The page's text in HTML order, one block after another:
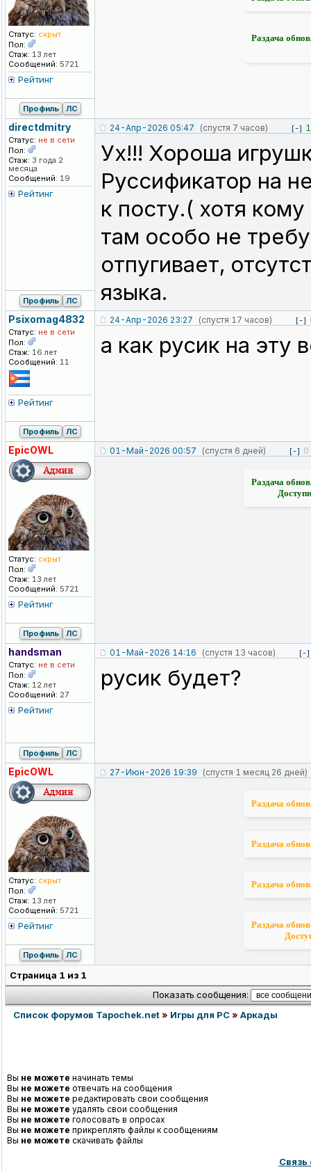
Статус: скрыт
Пол:
Стаж: 13 лет
Сообщений: 5721
Рейтинг
Раздача
Профиль ЛС
directdmitry
Статус: не в сети
Пол:
Стаж: 3 года 2
месяца
Сообщений: 19
Рейтинг
24-Апр-2026 05:47 (спустя 7 часов) [-] 1
Ух!!! Хороша
Руссификатор на
к посту.( хотя
там особо не
отпугивает,
языка.
Профиль ЛС
Psixomag4832
Статус: не в сети
Пол:
Стаж: 16 лет
Сообщений: 11
Рейтинг
24-Апр-2026 23:27 (спустя 17 часов) [-]
а как русик на эту
Профиль ЛС
EpicOWL
Статус: скрыт
Пол:
Стаж: 13 лет
Сообщений: 5721
Рейтинг
01-Май-2026 00:57 (спустя 6 дней) [-] 0
Раздача
Профиль ЛС
handsman
Статус: не в сети
Пол:
Стаж: 12 лет
Сообщений: 27
Рейтинг
01-Май-2026 14:16 (спустя 13 часов) [-]
русик будет?
Профиль ЛС
EpicOWL
Статус: скрыт
Пол:
Стаж: 13 лет
Сообщений: 5721
Рейтинг
27-Июн-2026 19:39 (спустя 1 месяц 26 дней)
Раздача
Раздача
Раздача
Раздача
Профиль ЛС
Страница 1 из 1
Показать сообщения:
Список форумов Tapochek.net» Игры для PC» Аркады
Вы не можете начинать темы
Вы не можете отвечать на сообщения
Вы не можете редактировать свои сообщения
Вы не можете удалять свои сообщения
Вы не можете голосовать в опросах
Вы не можете прикреплять файлы к сообщениям
Вы не можете скачивать файлы